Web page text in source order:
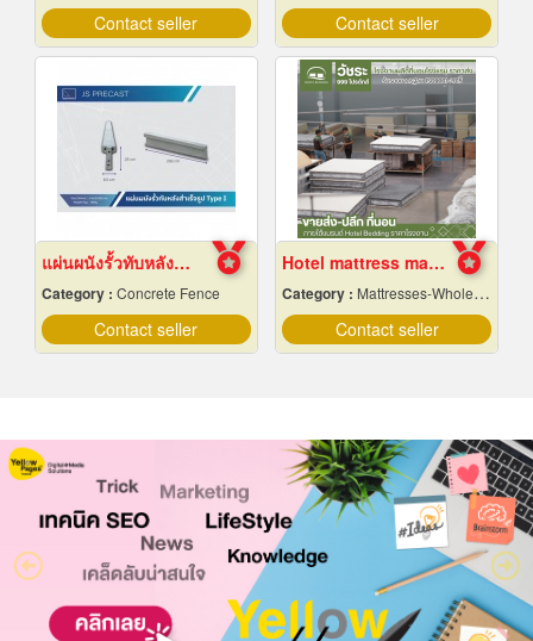
Contact seller Contact seller
แผ่นผนังรั้วทับหลังสำเร็จรูป
Category : Concrete Fence
Contact seller
Hotel mattress manufacturing factory
Category : Mattresses-Wholesale & Manufacturers
Contact seller